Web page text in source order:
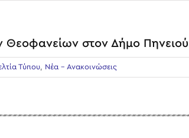
Θεοφανείων στον Δήμο Πηνειού
Τύπου, Νέα - Ανακοινώσεις